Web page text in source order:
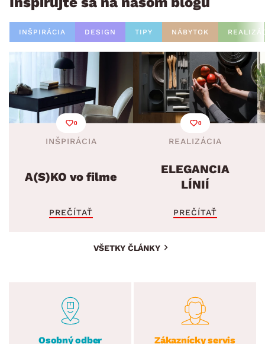
INŠPIRÁCIA DESIGN TIPY NÁBYTOK
0
INŠPIRÁCIA
A(S)KO vo filme
PREČÍTAŤ
0
REALIZÁCIA
ELEGANCIA
LÍNIÍ
PREČÍTAŤ
VŠETKY ČLÁNKY
Osobný odber
Zákaznícky servis